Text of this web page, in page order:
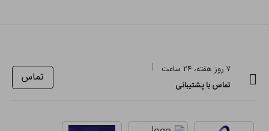
۷ روز هفته، ۲۴ ساعت
تماس با پشتیبانی
تماس